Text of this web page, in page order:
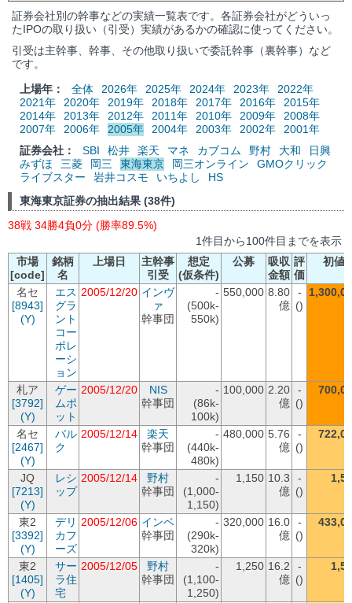
証券会社別の幹事などの実績一覧表です。各証券会社がどういっ
たIPOの取り扱い（引受）実績があるかの確認に使ってください。
引受は主幹事、幹事、その他取り扱いで委託幹事（裏幹事）など
です。
上場年：
全体 2026年 2025年 2024年 2023年
2022年
2021年
2020年 2019年 2018年 2017年 2016年
2015年
2014年
2013年 2012年 2011年 2010年 2009年
2008年
2007年
2006年 2005年 2004年 2003年 2002年
2001年
証券会社：
SBI 松井 楽天 マネ カブコム 野村 大和
日興
みずほ
三菱 岡三 東海東京 岡三オンライン
GMOクリック
ライブスター
岩井コスモ いちよし
HS
東海東京証券の抽出結果 (38件)
38戦 34勝4負0分 (勝率89.5%)
1件目から100件目までを表示
市場
[code]
銘柄
名
上場日
主幹事
引受
想定
(仮条件)
公募
吸収
金額
評
価
初値
名セ
[8943]
(Y)
エス
グラ
ント
コー
ポレ
ーシ
ョン
2005/12/20 インヴ
ァ
幹事団
-
(500k-
550k)
550,000 8.80
億
-
()
札ア
[3792]
(Y)
ゲー
ムポ
ット
2005/12/20
NIS
幹事団
-
(86k-
100k)
100,000 2.20
億
-
()
名セ
[2467]
(Y)
バル
ク
2005/12/14
楽天
幹事団
-
(440k-
480k)
480,000 5.76
億
-
()
JQ
[7213]
(Y)
レシ
ップ
2005/12/14
野村
幹事団
-
(1,000-
1,150)
1,150 10.3
億
-
()
東2
[3392]
(Y)
デリ
カフ
ーズ
2005/12/06 インベ
幹事団
-
(290k-
320k)
320,000 16.0
億
-
()
東2
[1405]
(Y)
サー
ラ住
宅
2005/12/05
野村
幹事団
-
(1,100-
1,250)
1,250 16.2
億
-
()